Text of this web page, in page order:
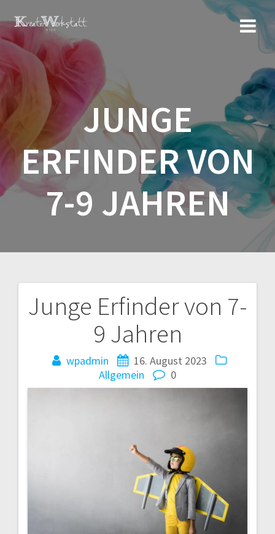
JUNGE
ERFINDER VON
7-9 JAHREN
Junge Erfinder von 7-
9 Jahren
wpadmin
16. August 2023
Allgemein
0
Beitragsnavigation